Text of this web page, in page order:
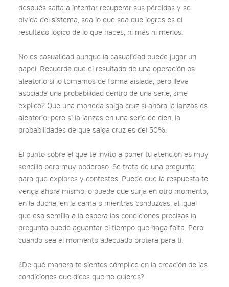
después salta a intentar recuperar sus pérdidas y se
olvida del sistema, sea lo que sea que logres es el
resultado lógico de lo que haces, ni más ni menos.
No es casualidad aunque la casualidad puede jugar un
papel. Recuerda que el resultado de una operación es
aleatorio si lo tomamos de forma aislada, pero lleva
asociada una probabilidad dentro de una serie, ¿me
explico? Que una moneda salga cruz si ahora la lanzas es
aleatorio, pero si la lanzas en una serie de cien, la
probabilidades de que salga cruz es del 50%.
El punto sobre el que te invito a poner tu atención es muy
sencillo pero muy poderoso. Se trata de una pregunta
para que explores y contestes. Puede que la respuesta te
venga ahora mismo, o puede que surja en otro momento,
en la ducha, en la cama o mientras conduzcas, al igual
que esa semilla a la espera las condiciones precisas la
pregunta puede aguantar el tiempo que haga falta. Pero
cuando sea el momento adecuado brotará para ti.
¿De qué manera te sientes cómplice en la creación de las
condiciones que dices que no quieres?